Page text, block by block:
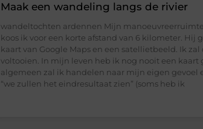
Maak een wandeling langs de rivier
wandeltochten ardennen Mijn
koos ik voor een korte afstand van 6 kilometer. Hij
kaart van Google Maps en een satellietbeeld. Ik
voltooien. In mijn leven heb ik nog nooit een kaart
algemeen zal ik handelen naar mijn eigen gevoel
“we zullen het eindresultaat zien” (soms heb ik